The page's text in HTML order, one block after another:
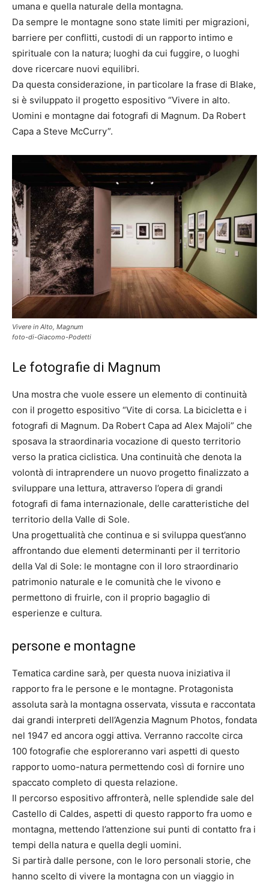
umana e quella naturale della montagna.
Da sempre le montagne sono state limiti per migrazioni,
barriere per conflitti, custodi di un rapporto intimo e
spirituale con la natura; luoghi da cui fuggire, o luoghi
dove ricercare nuovi equilibri.
Da questa considerazione, in particolare la frase di Blake,
si è sviluppato il progetto espositivo “Vivere in alto.
Uomini e montagne dai fotografi di Magnum. Da Robert
Capa a Steve McCurry”.
Vivere in Alto, Magnum
foto-di-Giacomo-Podetti
Le fotografie di Magnum
Una mostra che vuole essere un elemento di continuità
con il progetto espositivo “Vite di corsa. La bicicletta e i
fotografi di Magnum. Da Robert Capa ad Alex Majoli” che
sposava la straordinaria vocazione di questo territorio
verso la pratica ciclistica. Una continuità che denota la
volontà di intraprendere un nuovo progetto finalizzato a
sviluppare una lettura, attraverso l’opera di grandi
fotografi di fama internazionale, delle caratteristiche del
territorio della Valle di Sole.
Una progettualità che continua e si sviluppa quest’anno
affrontando due elementi determinanti per il territorio
della Val di Sole: le montagne con il loro straordinario
patrimonio naturale e le comunità che le vivono e
permettono di fruirle, con il proprio bagaglio di
esperienze e cultura.
persone e montagne
Tematica cardine sarà, per questa nuova iniziativa il
rapporto fra le persone e le montagne. Protagonista
assoluta sarà la montagna osservata, vissuta e raccontata
dai grandi interpreti dell’Agenzia Magnum Photos, fondata
nel 1947 ed ancora oggi attiva. Verranno raccolte circa
100 fotografie che esploreranno vari aspetti di questo
rapporto uomo-natura permettendo così di fornire uno
spaccato completo di questa relazione.
Il percorso espositivo affronterà, nelle splendide sale del
Castello di Caldes, aspetti di questo rapporto fra uomo e
montagna, mettendo l’attenzione sui punti di contatto fra i
tempi della natura e quella degli uomini.
Si partirà dalle persone, con le loro personali storie, che
hanno scelto di vivere la montagna con un viaggio in